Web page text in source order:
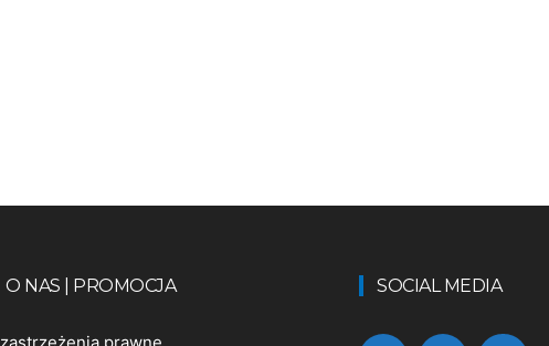
O NAS | PROMOCJA
zastrzeżenia prawne
SOCIAL MEDIA